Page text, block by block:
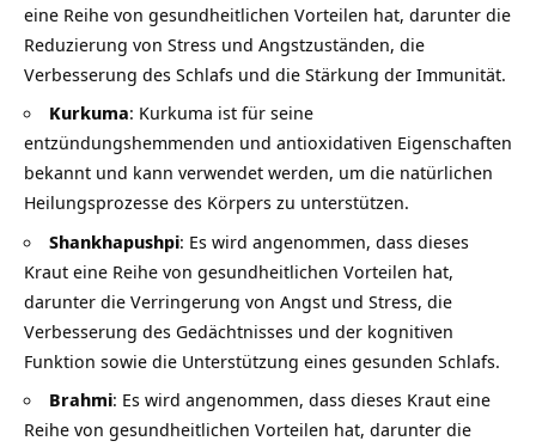
eine Reihe von gesundheitlichen Vorteilen hat, darunter die
Reduzierung von Stress und Angstzuständen, die
Verbesserung des Schlafs und die Stärkung der Immunität.
Kurkuma: Kurkuma ist für seine
entzündungshemmenden und antioxidativen Eigenschaften
bekannt und kann verwendet werden, um die natürlichen
Heilungsprozesse des Körpers zu unterstützen.
Shankhapushpi: Es wird angenommen, dass dieses
Kraut eine Reihe von gesundheitlichen Vorteilen hat,
darunter die Verringerung von Angst und Stress, die
Verbesserung des Gedächtnisses und der kognitiven
Funktion sowie die Unterstützung eines gesunden Schlafs.
Brahmi: Es wird angenommen, dass dieses Kraut eine
Reihe von gesundheitlichen Vorteilen hat, darunter die